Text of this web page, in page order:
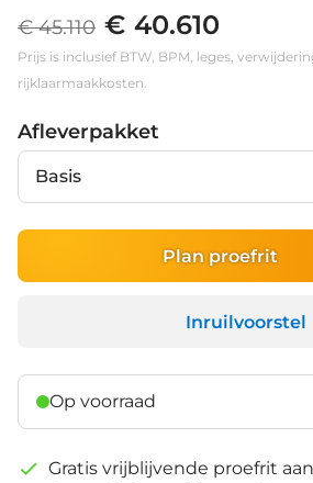
€ 45.110 € 40.610
Prijs is inclusief BTW, BPM, leges,
rijklaarmaakkosten.
Afleverpakket
Basis
Plan proefrit
Inruilvoorstel
Op voorraad
Gratis vrijblijvende proefrit